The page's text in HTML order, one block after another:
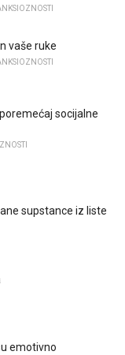
vaše ruke
socijalne
supstance iz liste
emotivno